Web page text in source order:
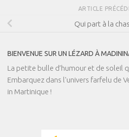
ARTICLE
Qui part à la
BIENVENUE SUR UN LÉZARD À
La petite bulle d’humour et de soleil
Embarquez dans l'univers farfelu de
in Martinique !